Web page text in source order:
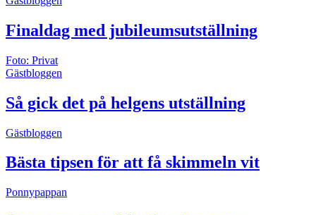
Gästbloggen
Finaldag med jubileumsutställning
Foto: Privat
Gästbloggen
Så gick det på helgens utställning
Gästbloggen
Bästa tipsen för att få skimmeln vit
Ponnypappan